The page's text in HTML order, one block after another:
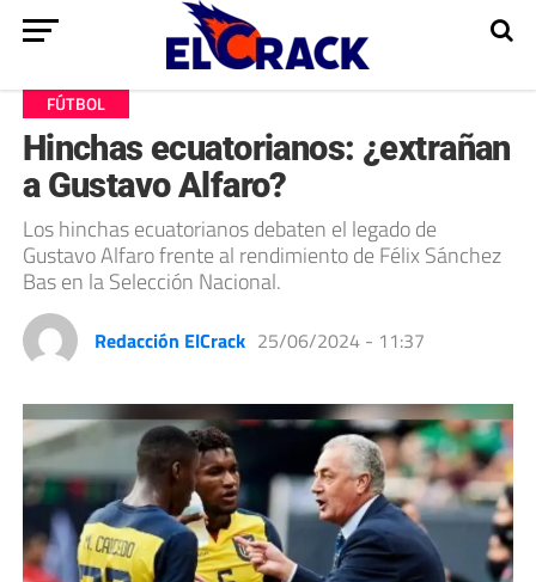
FÚTBOL
Hinchas ecuatorianos: ¿extrañan
a Gustavo Alfaro?
Los hinchas ecuatorianos debaten el legado de
Gustavo Alfaro frente al rendimiento de Félix Sánchez
Bas en la Selección Nacional.
Redacción ElCrack 25/06/2024 - 11:37